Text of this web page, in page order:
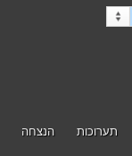
תערוכות הנצחה